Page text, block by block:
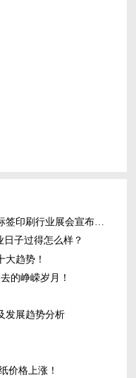
人教版小学教材将重新印刷、又一标签印刷行业展会宣布延期、5家造纸及包装印刷富豪上榜新财富500富人榜......
日子过得怎么样？
大趋势！
的峥嵘岁月！
发展趋势分析
价格上涨！